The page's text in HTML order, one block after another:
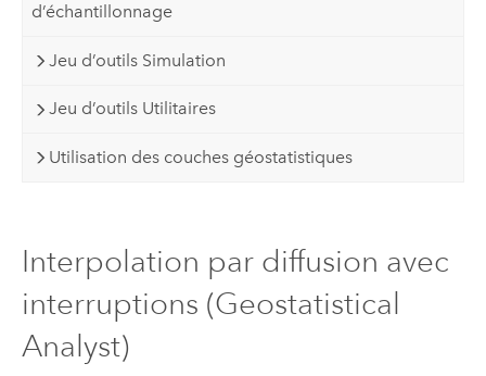
d’échantillonnage
Jeu d’outils Simulation
Jeu d’outils Utilitaires
Utilisation des couches géostatistiques
Interpolation par diffusion avec
interruptions (Geostatistical
Analyst)